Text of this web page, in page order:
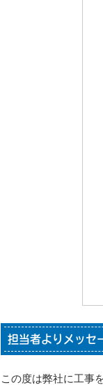
担当者よりメッセ
この度は弊社に工事